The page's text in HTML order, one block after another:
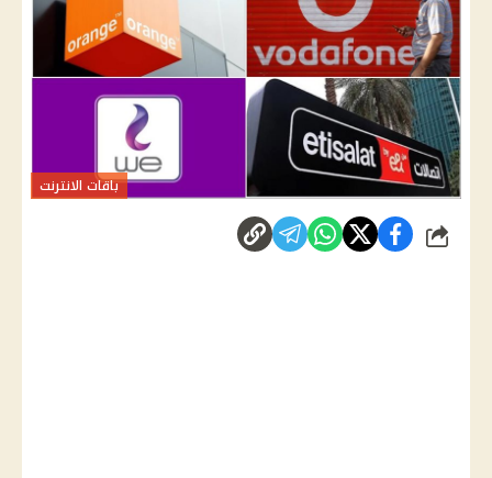
باقات الانترنت
شارك